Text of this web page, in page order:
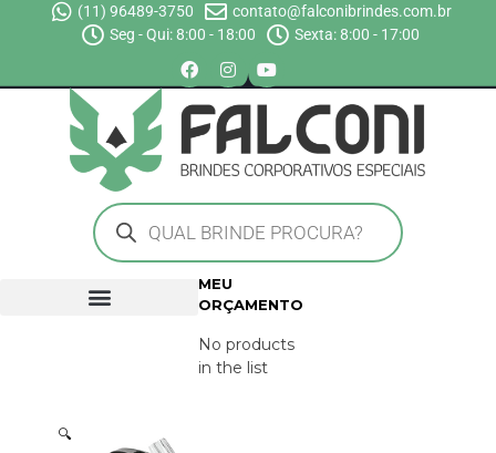
(11) 96489-3750
contato@falconibrindes.com.br
Seg - Qui: 8:00 - 18:00
Sexta: 8:00 - 17:00
MEU
ORÇAMENTO
No products
in the list
🔍